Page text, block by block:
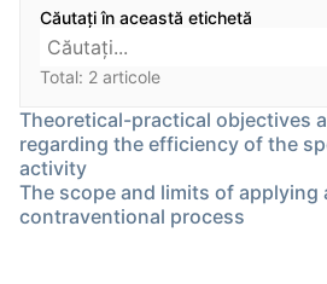
Căutați în această etichetă
Total: 2 articole
Theoretical-practical objectives
regarding the efficiency of the
activity
The scope and limits of applying
contraventional process